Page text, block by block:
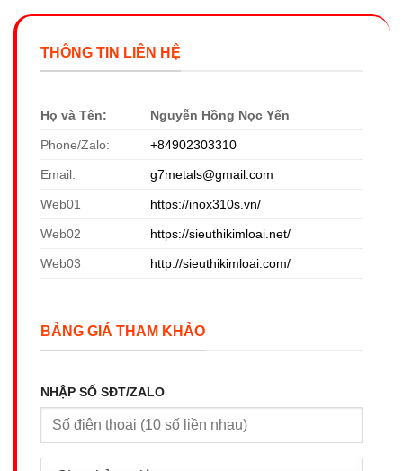
THÔNG TIN LIÊN HỆ
Họ và Tên: Nguyễn Hồng Nọc Yến
Phone/Zalo: +84902303310
Email: g7metals@gmail.com
Web01 https://inox310s.vn/
Web02 https://sieuthikimloai.net/
Web03 http://sieuthikimloai.com/
BẢNG GIÁ THAM KHẢO
NHẬP SỐ SĐT/ZALO